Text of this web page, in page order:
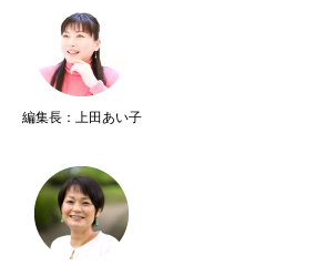
編集長：上田あい子